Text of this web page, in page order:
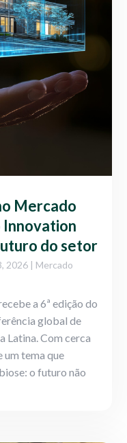
Mercado
Innovation
do setor
2026 | Mercado
a 6ª edição do
global de
Latina. Com cerca
um tema que
o futuro não